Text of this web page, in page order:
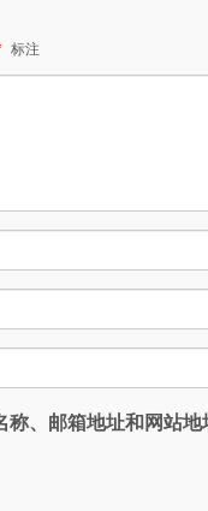
标注
、邮箱地址和网站地